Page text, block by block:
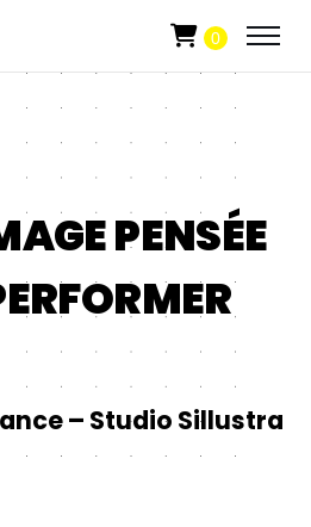
0
PENSÉE
– Studio Sillustra